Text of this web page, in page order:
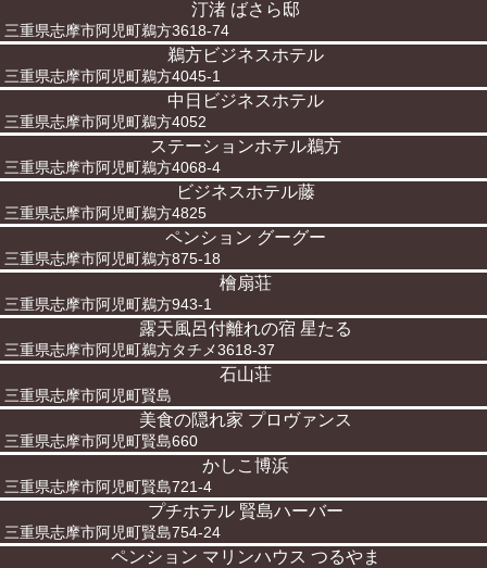
汀渚 ばさら邸
三重県志摩市阿児町鵜方3618-74
鵜方ビジネスホテル
三重県志摩市阿児町鵜方4045-1
中日ビジネスホテル
三重県志摩市阿児町鵜方4052
ステーションホテル鵜方
三重県志摩市阿児町鵜方4068-4
ビジネスホテル藤
三重県志摩市阿児町鵜方4825
ペンション グーグー
三重県志摩市阿児町鵜方875-18
檜扇荘
三重県志摩市阿児町鵜方943-1
露天風呂付離れの宿 星たる
三重県志摩市阿児町鵜方タチメ3618-37
石山荘
三重県志摩市阿児町賢島
美食の隠れ家 プロヴァンス
三重県志摩市阿児町賢島660
かしこ博浜
三重県志摩市阿児町賢島721-4
プチホテル 賢島ハーバー
三重県志摩市阿児町賢島754-24
ペンション マリンハウス つるやま